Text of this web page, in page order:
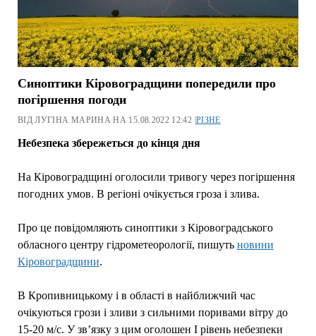
Синоптики Кіровоградщини попередили про
погіршення погоди
ВІД ЛУГІНА МАРИНА НА 15.08.2022 12:42 |РІЗНЕ
Небезпека збережеться до кінця дня
На Кіровоградщині оголосили тривогу через погіршення
погодних умов. В регіоні очікується гроза і злива.
Про це повідомляють синоптики з Кіровоградського
обласного центру гідрометеорології, пишуть новини
Кіровоградщини.
В Кропивницькому і в області в найближчий час
очікуються грози і зливи з сильними поривами вітру до
15-20 м/с. У зв’язку з цим оголошен І рівень небезпеки